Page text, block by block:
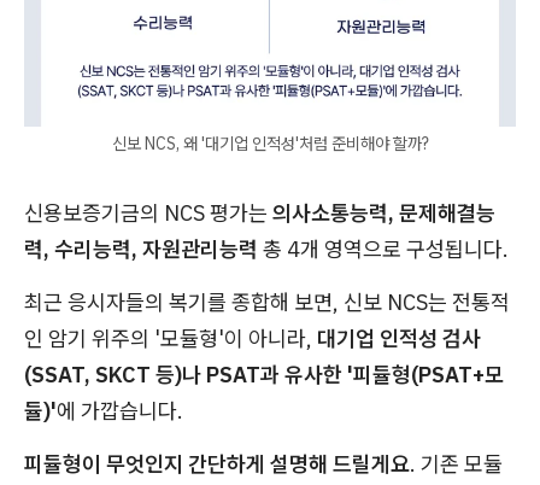
신보 NCS, 왜 '대기업 인적성'처럼 준비해야 할까?
신용보증기금의 NCS 평가는 의사소통능력, 문제해결능
력, 수리능력, 자원관리능력 총 4개 영역으로 구성됩니다.
최근 응시자들의 복기를 종합해 보면, 신보 NCS는 전통적
인 암기 위주의 '모듈형'이 아니라, 대기업 인적성 검사
(SSAT, SKCT 등)나 PSAT과 유사한 '피듈형(PSAT+모
듈)'에 가깝습니다.
피듈형이 무엇인지 간단하게 설명해 드릴게요. 기존 모듈